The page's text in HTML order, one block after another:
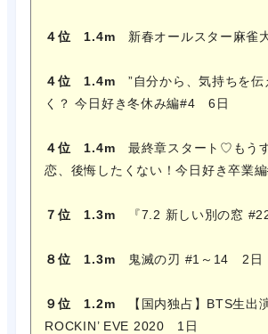
４位 1.4m 新春オールスター麻雀
４位 1.4m ”自分から、気持ちを伝
く？ 今日好き冬休み編#4 6日
４位 1.4m 最終章スタート♡もう
恋、後悔したくない！今日好き卒業
７位 1.3m 『7.2 新しい別の窓
８位 1.3m 鬼滅の刃 #1～14 2日
９位 1.2m 【国内独占】BTS生出
ROCKIN’ EVE 2020 1日